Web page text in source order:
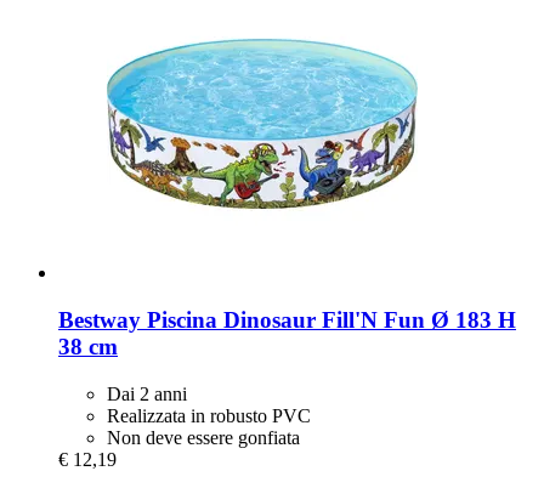
Bestway Piscina Dinosaur Fill'N Fun Ø 183 H
38 cm
Dai 2 anni
Realizzata in robusto PVC
Non deve essere gonfiata
€ 12,19